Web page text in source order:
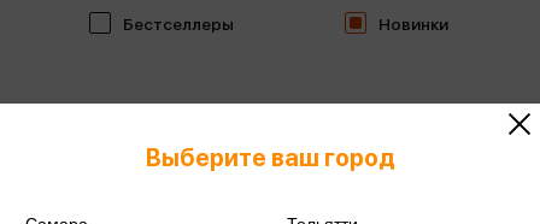
Бестселлеры Новинки
Выберите ваш город